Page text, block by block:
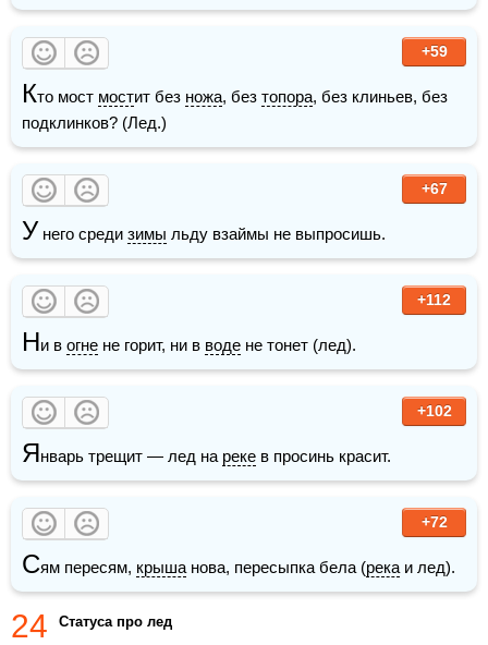
+59
Кто мост мостит без ножа, без топора, без клиньев, без
подклинков? (Лед.)
+67
У него среди зимы льду взаймы не выпросишь.
+112
Ни в огне не горит, ни в воде не тонет (лед).
+102
Январь трещит — лед на реке в просинь красит.
+72
Сям пересям, крыша нова, пересыпка бела (река и лед).
24 Статуса про лед